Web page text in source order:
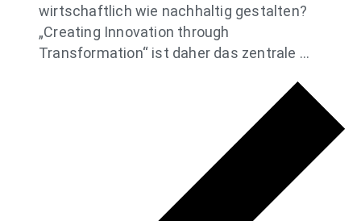
wirtschaftlich wie nachhaltig gestalten?
„Creating Innovation through
Transformation“ ist daher das zentrale …